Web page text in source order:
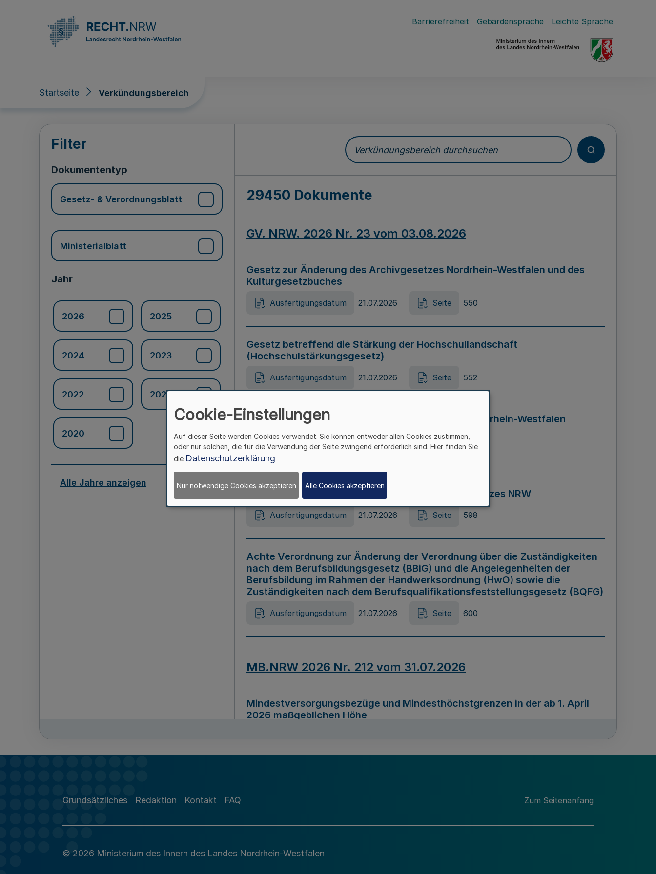
Barrierefreiheit Gebärdensprache Leichte Sprache
Startseite Verkündungsbereich
Verkündungsbereich
Filter
Dokumententyp
Gesetz- & Verordnungsblatt
Ministerialblatt
Jahr
2026 2025
2024 2023
2022 2021
2020
Alle Jahre anzeigen
Verkündungsbereich durchsuchen
29450 Dokumente
GV. NRW. 2026 Nr. 23 vom 03.08.2026
Gesetz zur Änderung des Archivgesetzes Nordrhein-Westfalen und des
Kulturgesetzbuches
Ausfertigungsdatum 21.07.2026 Seite 550
Gesetz betreffend die Stärkung der Hochschullandschaft
(Hochschulstärkungsgesetz)
Ausfertigungsdatum 21.07.2026 Seite 552
Gesetz zur Vermeidung von Diskriminierung in Nordrhein-Westfalen
(Landesantidiskriminierungsgesetz – LADG NRW)
Ausfertigungsdatum 21.07.2026 Seite 595
Gesetz zur Änderung des Online-Casinospiel Gesetzes NRW
Ausfertigungsdatum 21.07.2026 Seite 598
Achte Verordnung zur Änderung der Verordnung über die Zuständigkeiten
nach dem Berufsbildungsgesetz (BBiG) und die Angelegenheiten der
Berufsbildung im Rahmen der Handwerksordnung (HwO) sowie die
Zuständigkeiten nach dem Berufsqualifikationsfeststellungsgesetz (BQFG)
Ausfertigungsdatum 21.07.2026 Seite 600
MB.NRW 2026 Nr. 212 vom 31.07.2026
Mindestversorgungsbezüge und Mindesthöchstgrenzen in der ab 1. April
2026 maßgeblichen Höhe
Richtlinie zur Durchführung des Förderprogramms „Mittelstand Innovativ &
Grundsätzliches Redaktion Kontakt FAQ Zum Seitenanfang
© 2026 Ministerium des Innern des Landes Nordrhein-Westfalen
Cookie-Einstellungen
Auf dieser Seite werden Cookies verwendet. Sie können entweder allen Cookies zustimmen,
oder nur solchen, die für die Verwendung der Seite zwingend erforderlich sind. Hier finden Sie
die Datenschutzerklärung
Nur notwendige Cookies akzeptieren Alle Cookies akzeptieren